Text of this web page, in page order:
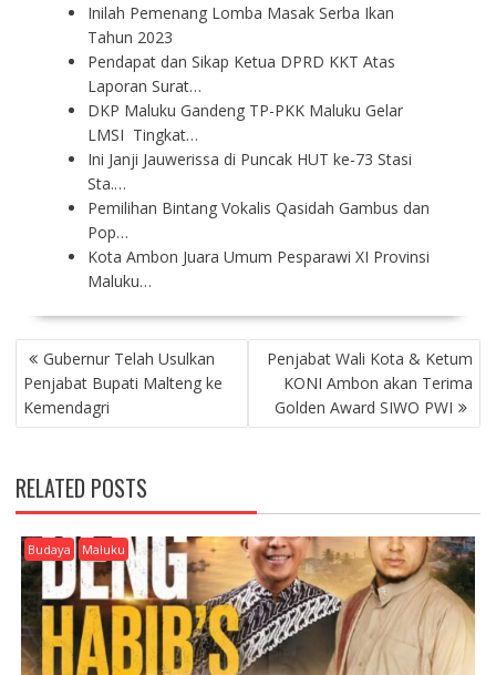
Inilah Pemenang Lomba Masak Serba Ikan
Tahun 2023
Pendapat dan Sikap Ketua DPRD KKT Atas
Laporan Surat…
DKP Maluku Gandeng TP-PKK Maluku Gelar
LMSI Tingkat…
Ini Janji Jauwerissa di Puncak HUT ke-73 Stasi
Sta.…
Pemilihan Bintang Vokalis Qasidah Gambus dan
Pop…
Kota Ambon Juara Umum Pesparawi XI Provinsi
Maluku…
P
O
S
T
A
V
I
G
A
T
O
N
Gubernur Telah Usulkan
Penjabat Bupati Malteng ke
Kemendagri
Penjabat Wali Kota & Ketum
KONI Ambon akan Terima
Golden Award SIWO PWI
RELATED POSTS
Budaya Maluku